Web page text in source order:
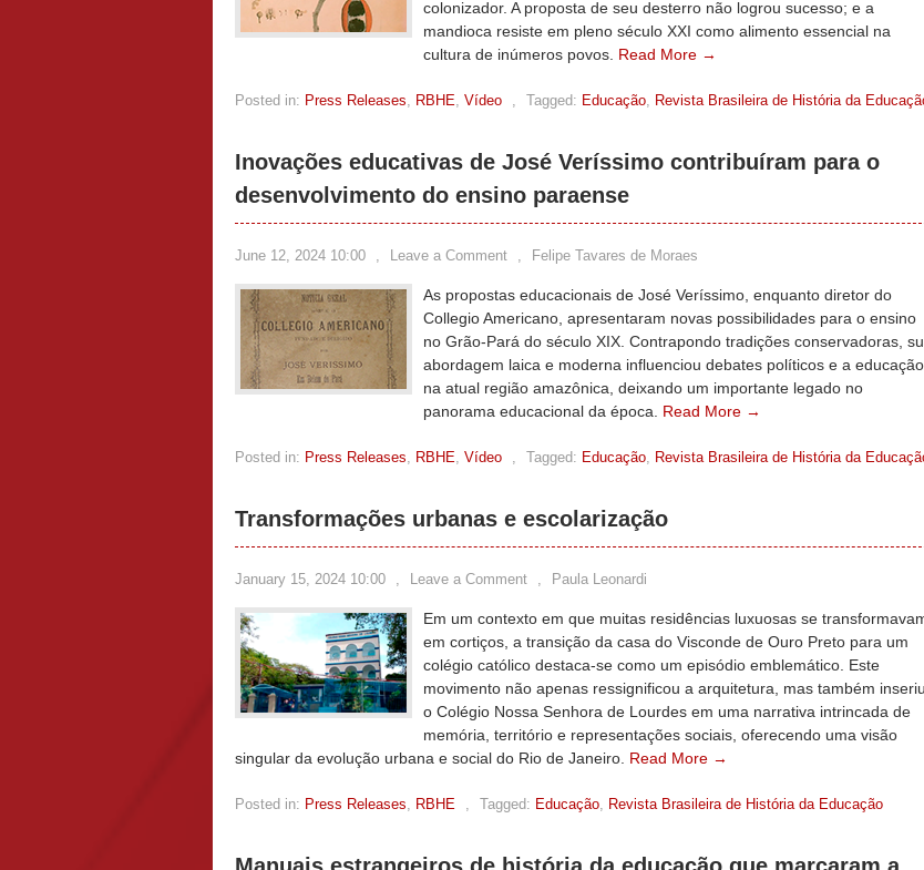
colonizador. A proposta de seu desterro não logrou sucesso; e a
mandioca resiste em pleno século XXI como alimento essencial na
cultura de inúmeros povos. Read More →
Posted in: Press Releases, RBHE, Vídeo , Tagged: Educação, Revista Brasileira de História da
Inovações educativas de José Veríssimo contribuíram para o
desenvolvimento do ensino paraense
June 12, 2024 10:00 , Leave a Comment , Felipe Tavares de Moraes
As propostas educacionais de José Veríssimo, enquanto diretor do
Collegio Americano, apresentaram novas possibilidades para o ensino
no Grão-Pará do século XIX. Contrapondo tradições conservadoras,
abordagem laica e moderna influenciou debates políticos e a educação
na atual região amazônica, deixando um importante legado no
panorama educacional da época. Read More →
Posted in: Press Releases, RBHE, Vídeo , Tagged: Educação, Revista Brasileira de História da
Transformações urbanas e escolarização
January 15, 2024 10:00 , Leave a Comment , Paula Leonardi
Em um contexto em que muitas residências luxuosas se
em cortiços, a transição da casa do Visconde de Ouro Preto para um
colégio católico destaca-se como um episódio emblemático. Este
movimento não apenas ressignificou a arquitetura, mas também inseriu
o Colégio Nossa Senhora de Lourdes em uma narrativa intrincada de
memória, território e representações sociais, oferecendo uma visão
singular da evolução urbana e social do Rio de Janeiro. Read More →
Posted in: Press Releases, RBHE , Tagged: Educação, Revista Brasileira de História da Educação